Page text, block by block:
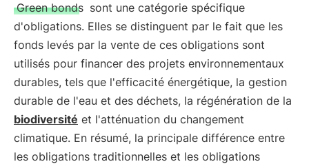
Green bonds sont une catégorie spécifique
d'obligations. Elles se distinguent par le fait que les
fonds levés par la vente de ces obligations sont
utilisés pour financer des projets environnementaux
durables, tels que l'efficacité énergétique, la gestion
durable de l'eau et des déchets, la régénération de la
biodiversité et l'atténuation du changement
climatique. En résumé, la principale différence entre
les obligations traditionnelles et les obligations